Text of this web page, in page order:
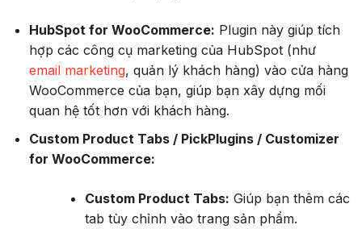
HubSpot for WooCommerce: Plugin này giúp tích
hợp các công cụ marketing của HubSpot (như
email marketing, quản lý khách hàng) vào cửa hàng
WooCommerce của bạn, giúp bạn xây dựng mối
quan hệ tốt hơn với khách hàng.
Custom Product Tabs / PickPlugins / Customizer
for WooCommerce:
Custom Product Tabs: Giúp bạn thêm các
tab tùy chỉnh vào trang sản phẩm.